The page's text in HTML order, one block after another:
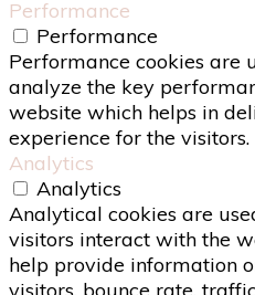
Performance
Performance
Performance cookies are
analyze the key
website which helps in
experience for the visitors.
Analytics
Analytics
Analytical cookies are
visitors interact with the
help provide information
visitors, bounce rate,